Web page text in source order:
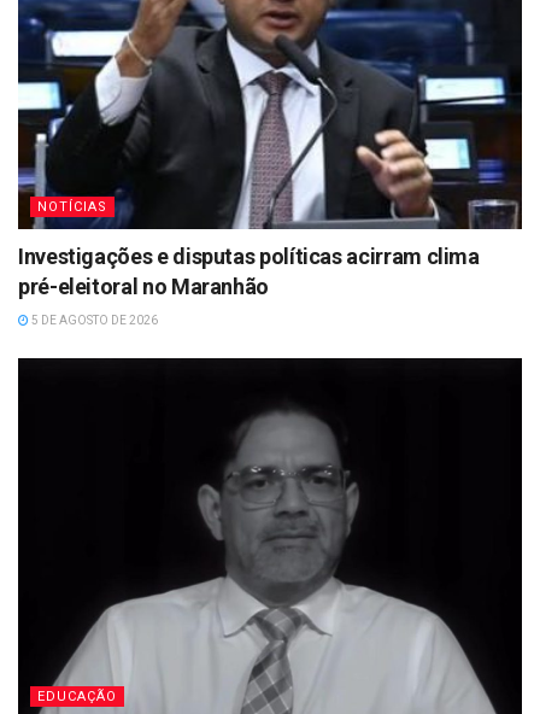
NOTÍCIAS
Investigações e disputas políticas acirram clima
pré-eleitoral no Maranhão
5 DE AGOSTO DE 2026
EDUCAÇÃO